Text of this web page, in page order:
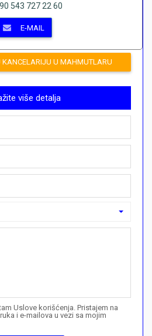
543 727 22 60
E-MAIL
KANCELARIJU U MAHMUTLARU
više detalja
Uslove korišćenja. Pristajem na
i e-mailova u vezi sa mojim